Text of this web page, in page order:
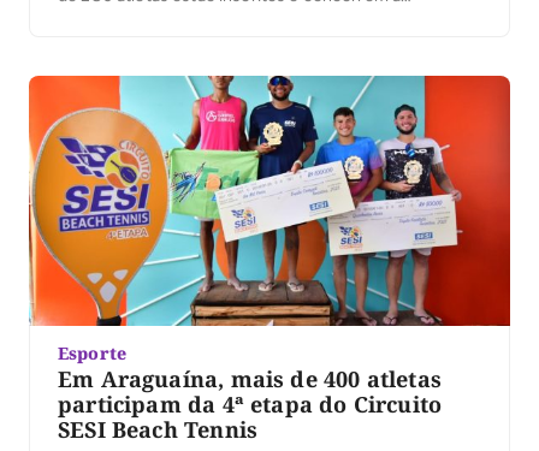
Esporte
Em Araguaína, mais de 400 atletas
participam da 4ª etapa do Circuito
SESI Beach Tennis